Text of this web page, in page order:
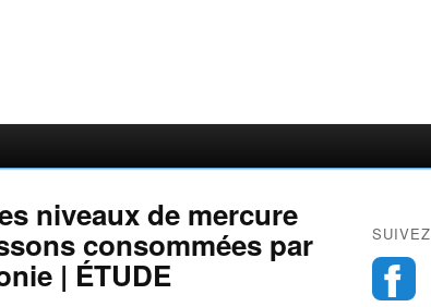
niveaux de mercure
consommées par
| ÉTUDE